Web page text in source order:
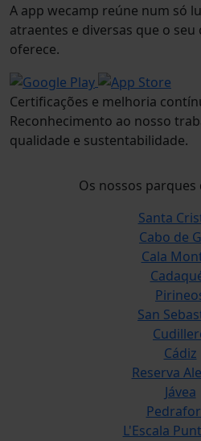
A app wecamp reúne num só
atraentes e diversas que o
oferece.
Certificações e melhoria
Reconhecimento ao nosso
qualidade e sustentabilidade.
Os nossos
Santa
Cabo de
Cala
San
Cádiz
Reserva
Jávea
L'Escala